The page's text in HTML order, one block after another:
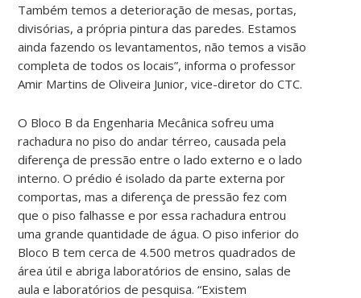
Também temos a deterioração de mesas, portas,
divisórias, a própria pintura das paredes. Estamos
ainda fazendo os levantamentos, não temos a visão
completa de todos os locais”, informa o professor
Amir Martins de Oliveira Junior, vice-diretor do CTC.
O Bloco B da Engenharia Mecânica sofreu uma
rachadura no piso do andar térreo, causada pela
diferença de pressão entre o lado externo e o lado
interno. O prédio é isolado da parte externa por
comportas, mas a diferença de pressão fez com
que o piso falhasse e por essa rachadura entrou
uma grande quantidade de água. O piso inferior do
Bloco B tem cerca de 4.500 metros quadrados de
área útil e abriga laboratórios de ensino, salas de
aula e laboratórios de pesquisa. “Existem